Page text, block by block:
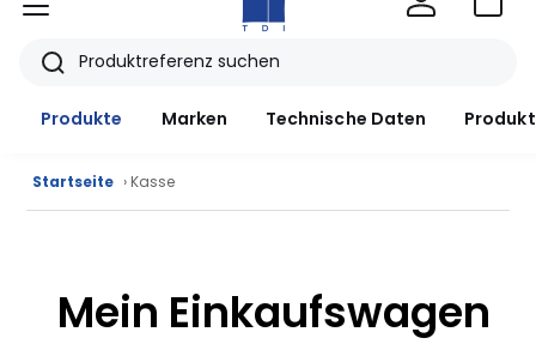
Produkte
Marken
Menü
Suche
Produkte
Marken Technische Daten
Startseite › Kasse
Mein Einkaufswagen